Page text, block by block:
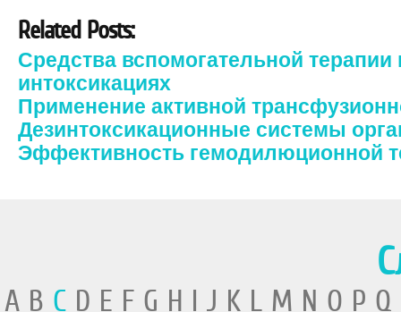
Related Posts:
Средства вспомогательной
интоксикациях
Применение активной
Дезинтоксикационные системы
Эффективность гемодилюционной
A B CD E F G H I J K L M N O P